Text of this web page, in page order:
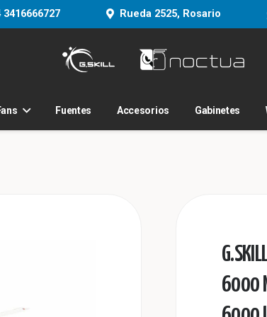
3416666727 Rueda 2525, Rosario
Fuentes Accesorios Gabinetes
6000